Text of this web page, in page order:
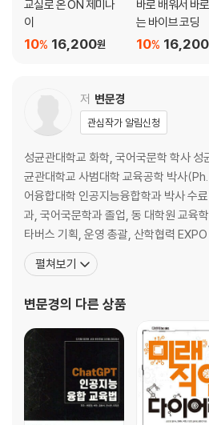
챗GPT로 영어 학습하기
1. 인공지능 언어 모델 챗GPT
4. 챗GPT로 대화 연습하기
1. 글쓰기 과정
2. 챗GPT로 동화 쓰기
챗GPT로 이미지 크롤링하기
1. 이미지 크롤링 코드 생성
2. 크롤링 실행하기
AI로 만드는 동요
2. 챗GPT로 동요 제작하기
AI로 만드는 동영상
1. 일반적인 동영상 제작 방법
교실로 온 ON 제미나
이
16,200원
10%
바로 배워서 바
는 바이브 코딩
16,200
10%
저 변문경
관심작가 알림신청
성균관대학교 화학, 국어국문학 학사 성
균관대학교 사범대학 교육공학 박사
어융합대학 인공지능융합학과 박사 수
과, 국어국문학과 졸업, 동 대학원 교육
타버스 기획, 운영 총괄, 산학협력
버스 구축 총괄, 인천과학대제전 메타버
츠 연구소 소장 / 주식회사 메타유니버
타버스 세계관 구성 및
펼쳐보기
변문경의 다른 상품